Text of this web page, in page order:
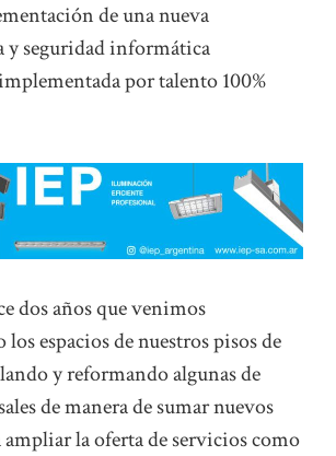
de una nueva
y seguridad informática
por talento 100%
dos años que venimos
espacios de nuestros pisos de
y reformando algunas de
de manera de sumar nuevos
la oferta de servicios como